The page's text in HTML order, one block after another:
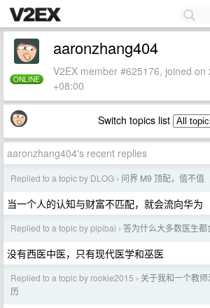
ONLINE
aaronzhang404
V2EX member #625176, joined
+08:00
Switch topics list
aaronzhang404's recent replies
Replied to a topic by DLOG › 问界 M9 顶配，值不值
当一个人的认知与财富不匹配，就会流向华为
Replied to a topic by pipibai › 答为什么大多数医生都
没有西医中医，只有现代医学和巫医
Replied to a topic by rookie2015 › 关于我和一个教
历